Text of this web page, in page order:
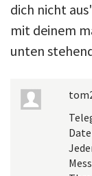
dich nicht
mit deinem
unten